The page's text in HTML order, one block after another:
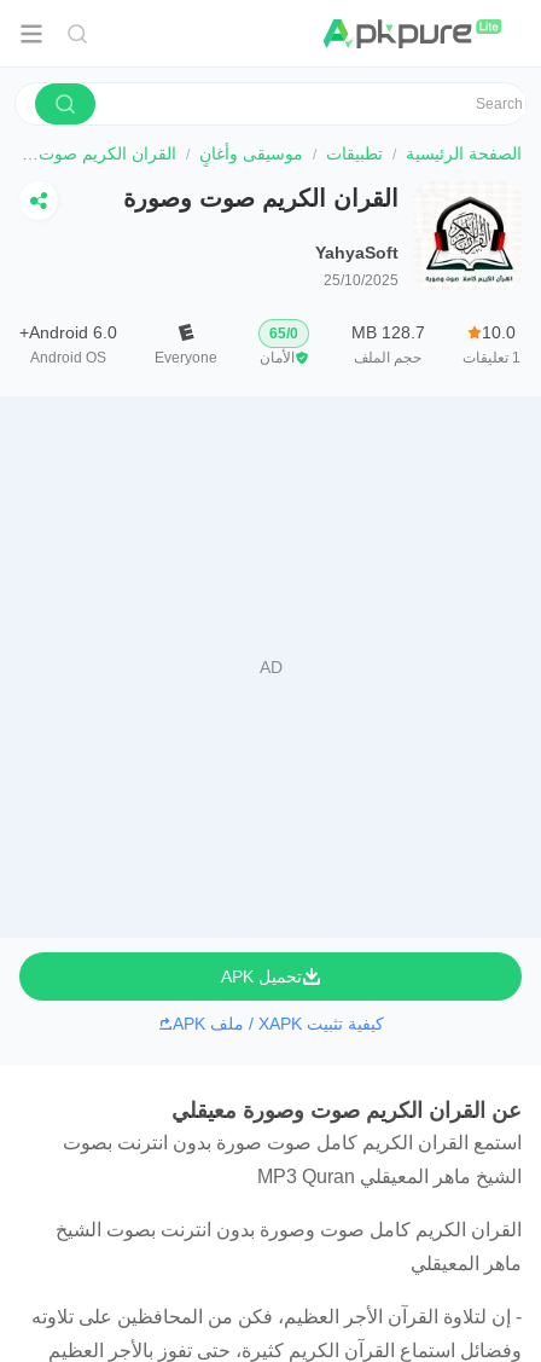
الصفحة الرئيسية تطبيقات موسيقى وأغانٍ القران الكريم صوت وصورة معيقلي
القران الكريم صوت وصورة
YahyaSoft
25/10/2025
10.0
1 تعليقات
128.7 MB
حجم الملف
0
/
65
الأمان
Everyone
Android 6.0+
Android OS
تحميل APK
كيفية تثبيت XAPK / ملف APK
عن القران الكريم صوت وصورة معيقلي
استمع القران الكريم كامل صوت صورة بدون انترنت بصوت
الشيخ ماهر المعيقلي MP3 Quran
القران الكريم كامل صوت وصورة بدون انترنت بصوت الشيخ
ماهر المعيقلي
- إن لتلاوة القرآن الأجر العظيم، فكن من المحافظين على تلاوته
وفضائل استماع القرآن الكريم كثيرة، حتى تفوز بالأجر العظيم